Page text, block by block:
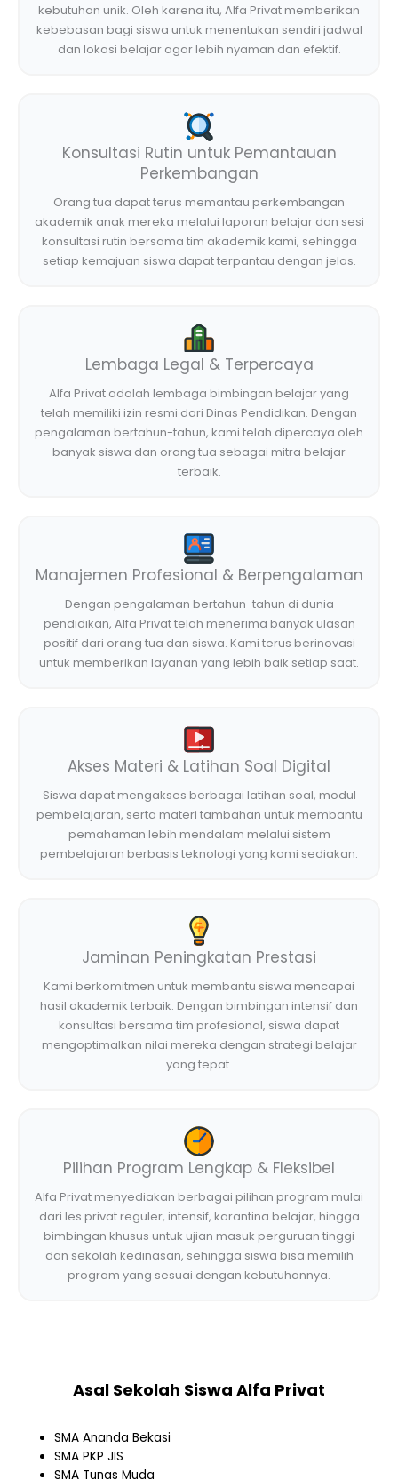
kebutuhan unik. Oleh karena itu, Alfa Privat memberikan
kebebasan bagi siswa untuk menentukan sendiri jadwal
dan lokasi belajar agar lebih nyaman dan efektif.
Konsultasi Rutin untuk Pemantauan
Perkembangan
Orang tua dapat terus memantau perkembangan
akademik anak mereka melalui laporan belajar dan sesi
konsultasi rutin bersama tim akademik kami, sehingga
setiap kemajuan siswa dapat terpantau dengan jelas.
Lembaga Legal & Terpercaya
Alfa Privat adalah lembaga bimbingan belajar yang
telah memiliki izin resmi dari Dinas Pendidikan. Dengan
pengalaman bertahun-tahun, kami telah dipercaya oleh
banyak siswa dan orang tua sebagai mitra belajar
terbaik.
Manajemen Profesional & Berpengalaman
Dengan pengalaman bertahun-tahun di dunia
pendidikan, Alfa Privat telah menerima banyak ulasan
positif dari orang tua dan siswa. Kami terus berinovasi
untuk memberikan layanan yang lebih baik setiap saat.
Akses Materi & Latihan Soal Digital
Siswa dapat mengakses berbagai latihan soal, modul
pembelajaran, serta materi tambahan untuk membantu
pemahaman lebih mendalam melalui sistem
pembelajaran berbasis teknologi yang kami sediakan.
Jaminan Peningkatan Prestasi
Kami berkomitmen untuk membantu siswa mencapai
hasil akademik terbaik. Dengan bimbingan intensif dan
konsultasi bersama tim profesional, siswa dapat
mengoptimalkan nilai mereka dengan strategi belajar
yang tepat.
Pilihan Program Lengkap & Fleksibel
Alfa Privat menyediakan berbagai pilihan program mulai
dari les privat reguler, intensif, karantina belajar, hingga
bimbingan khusus untuk ujian masuk perguruan tinggi
dan sekolah kedinasan, sehingga siswa bisa memilih
program yang sesuai dengan kebutuhannya.
Asal Sekolah Siswa Alfa Privat
SMA Ananda Bekasi
SMA PKP JIS
SMA Tunas Muda